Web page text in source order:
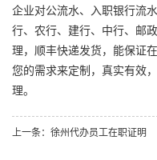
企业对公流水、入职银行流
行、农行、建行、中行、邮
理，顺丰快递发货，能保证
您的需求来定制，真实有效
理。
上一条：徐州代办员工在职证明